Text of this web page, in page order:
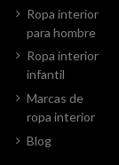
Ropa interior
para hombre
Ropa interior
infantil
Marcas de
ropa interior
Blog